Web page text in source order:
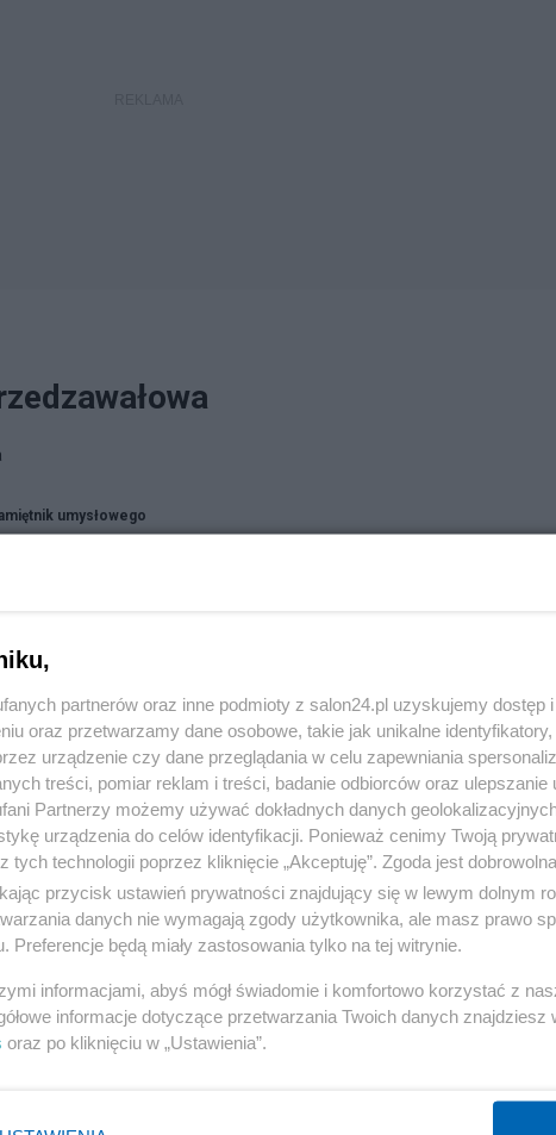
umysłowego
partnerów oraz inne podmioty z salon24.pl uzyskujemy dostęp
oraz przetwarzamy dane osobowe, takie jak unikalne
urządzenie czy dane przeglądania w celu zapewniania
treści, pomiar reklam i treści, badanie odbiorców oraz ulepszanie
Partnerzy możemy używać dokładnych danych
urządzenia do celów identyfikacji. Ponieważ cenimy Twoją
tych technologii poprzez kliknięcie „Akceptuję”. Zgoda jest
przycisk ustawień prywatności znajdujący się w lewym dolnym
danych nie wymagają zgody użytkownika, ale masz prawo
Preferencje będą miały zastosowania tylko na tej witrynie.
informacjami, abyś mógł świadomie i komfortowo korzystać z
informacje dotyczące przetwarzania Twoich danych znajdziesz
oraz po kliknięciu w „Ustawienia”.